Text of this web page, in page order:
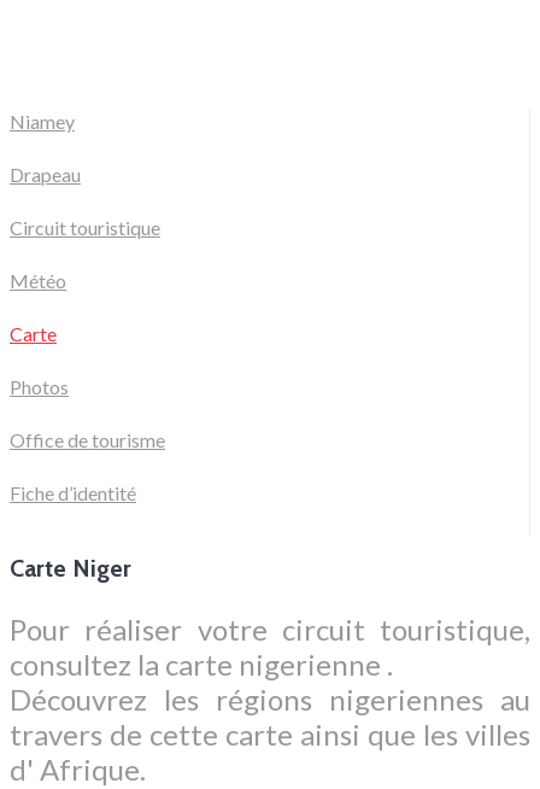
Niamey
Drapeau
Circuit touristique
Météo
Carte
Photos
Office de tourisme
Fiche d’identité
Carte Niger
Pour réaliser votre circuit touristique,
consultez la carte nigerienne .
Découvrez les régions nigeriennes au
travers de cette carte ainsi que les villes
d' Afrique.